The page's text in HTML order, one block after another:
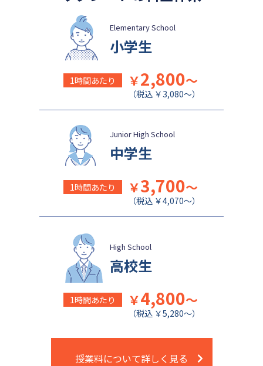
Elementary School
小学生
1時間あたり ￥2,800～
（税込 ￥3,080～）
Junior High School
中学生
1時間あたり ￥3,700～
（税込 ￥4,070～）
High School
高校生
1時間あたり ￥4,800～
（税込 ￥5,280～）
授業料について詳しく見る